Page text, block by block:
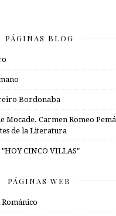
PÁGINAS BLOG
Bordonaba
Mocade. Carmen Romeo
de la Literatura
CINCO VILLAS"
PÁGINAS WEB